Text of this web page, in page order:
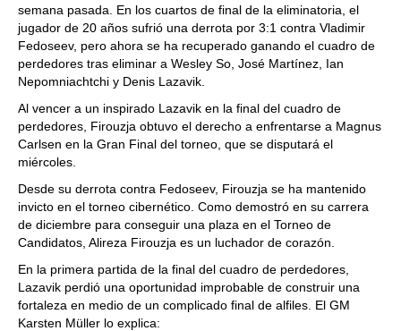
semana pasada. En los cuartos de final de la eliminatoria, el
jugador de 20 años sufrió una derrota por 3:1 contra Vladimir
Fedoseev, pero ahora se ha recuperado ganando el cuadro de
perdedores tras eliminar a Wesley So, José Martínez, Ian
Nepomniachtchi y Denis Lazavik.
Al vencer a un inspirado Lazavik en la final del cuadro de
perdedores, Firouzja obtuvo el derecho a enfrentarse a Magnus
Carlsen en la Gran Final del torneo, que se disputará el
miércoles.
Desde su derrota contra Fedoseev, Firouzja se ha mantenido
invicto en el torneo cibernético. Como demostró en su carrera
de diciembre para conseguir una plaza en el Torneo de
Candidatos, Alireza Firouzja es un luchador de corazón.
En la primera partida de la final del cuadro de perdedores,
Lazavik perdió una oportunidad improbable de construir una
fortaleza en medio de un complicado final de alfiles. El GM
Karsten Müller lo explica: